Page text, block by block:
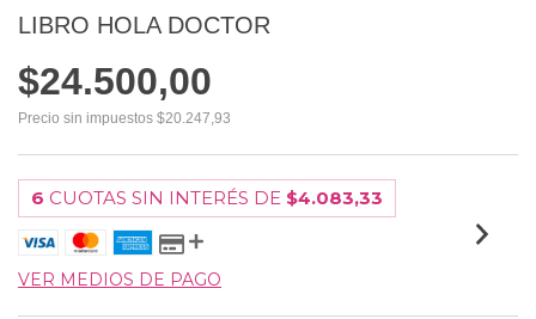
LIBRO HOLA DOCTOR
$24.500,00
Precio sin impuestos $20.247,93
6 CUOTAS SIN INTERÉS DE $4.083,33
VER MEDIOS DE PAGO